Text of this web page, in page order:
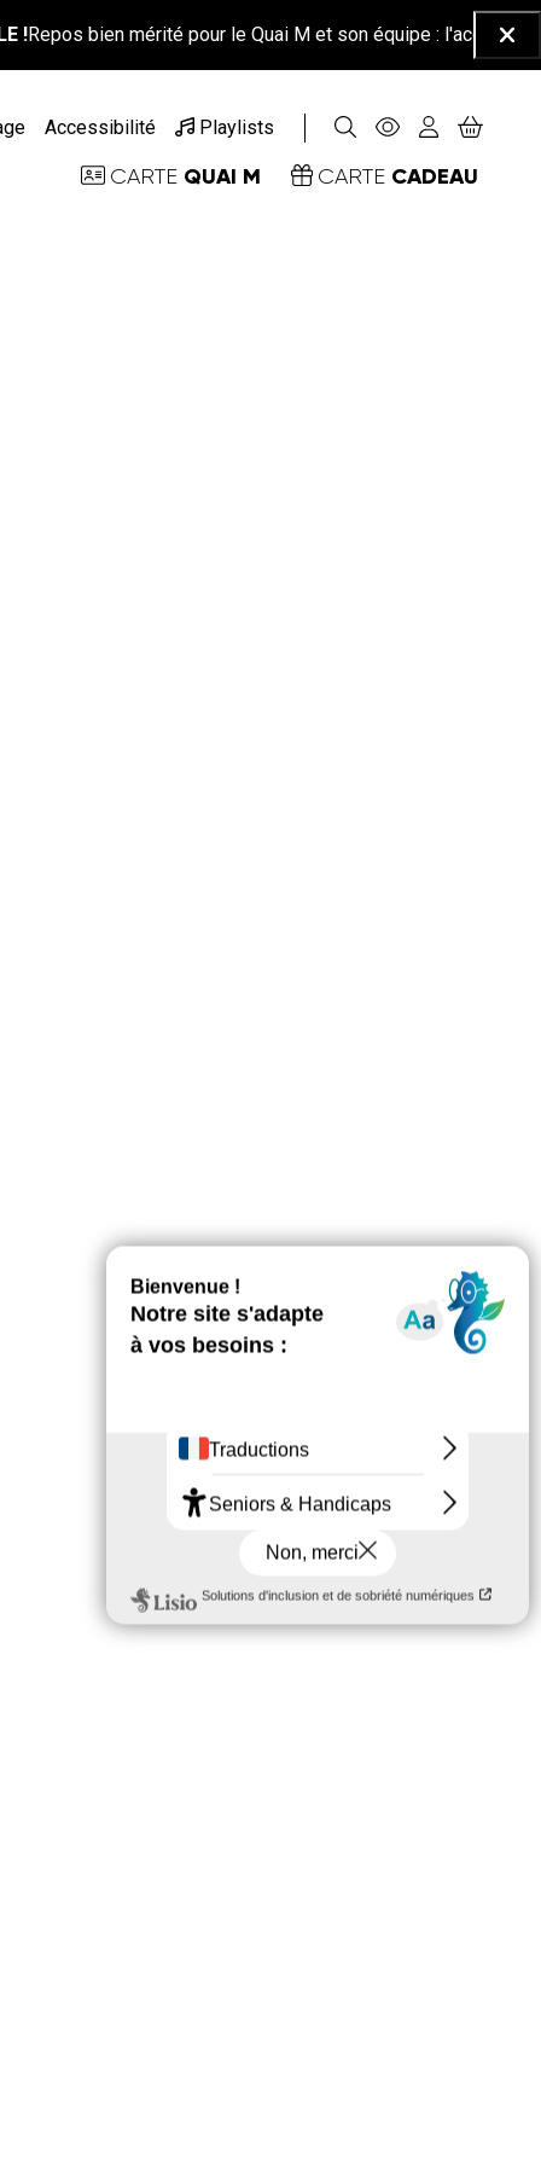
bien mérité pour le Quai M et son équipe : l'accueil-
Accessibilité Playlists
CARTE QUAI M CARTE CADEAU